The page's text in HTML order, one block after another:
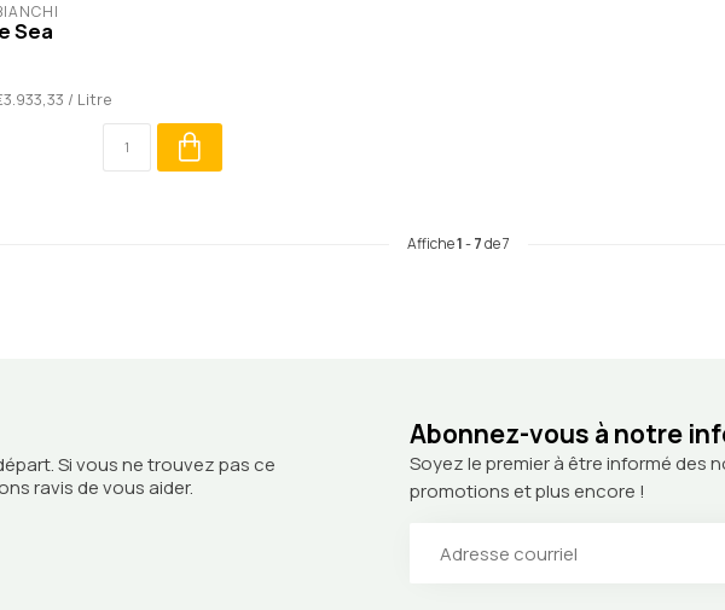
Sea
/ Litre
Affiche1-7de 7
Si vous ne trouvez pas ce
ravis de vous aider.
Abonnez-vous à notre
Soyez le premier à être informé des
promotions et plus encore !